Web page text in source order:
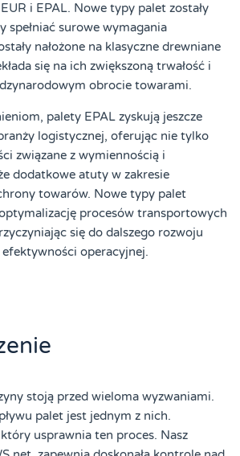
i EPAL. Nowe typy palet zostały
spełniać surowe wymagania
nałożone na klasyczne drewniane
się na ich zwiększoną trwałość i
obrocie towarami.
palety EPAL zyskują jeszcze
logistycznej, oferując nie tylko
związane z wymiennością i
dodatkowe atuty w zakresie
towarów. Nowe typy palet
procesów transportowych
się do dalszego rozwoju
operacyjnej.
stoją przed wieloma wyzwaniami.
palet jest jednym z nich.
usprawnia ten proces. Nasz